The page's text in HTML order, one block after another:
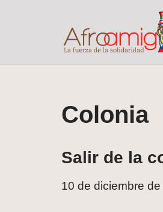
Colonia
Salir de la
10 de diciembre